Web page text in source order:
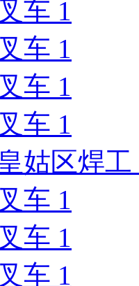
车 1
车 1
车 1
车 1
姑区焊工
车 1
车 1
车 1